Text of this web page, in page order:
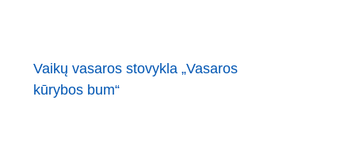
Vaikų vasaros stovykla „Vasaros
kūrybos bum“